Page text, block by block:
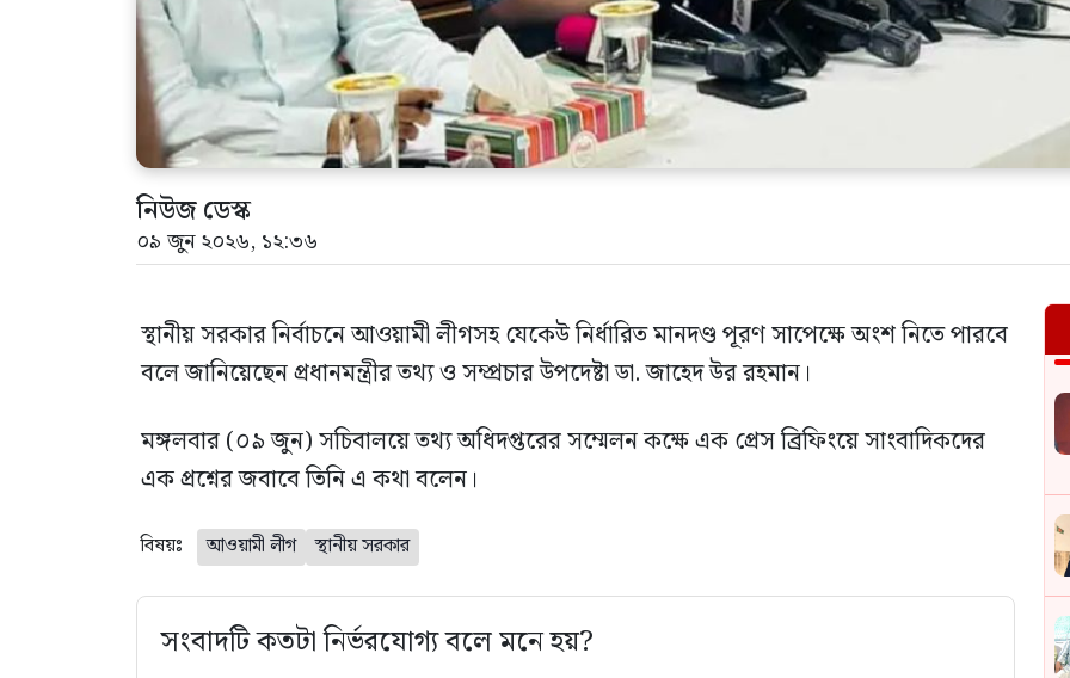
নিউজ ডেস্ক
০৯ জুন ২০২৬, ১২:৩৬
স্থানীয় সরকার নির্বাচনে আওয়ামী লীগসহ যেকেউ নির্ধারিত মানদণ্ড পূরণ সাপেক্ষে অংশ নিতে পারবে
বলে জানিয়েছেন প্রধানমন্ত্রীর তথ্য ও সম্প্রচার উপদেষ্টা ডা. জাহেদ উর রহমান।
মঙ্গলবার (০৯ জুন) সচিবালয়ে তথ্য অধিদপ্তরের সম্মেলন কক্ষে এক প্রেস ব্রিফিংয়ে সাংবাদিকদের
এক প্রশ্নের জবাবে তিনি এ কথা বলেন।
বিষয়ঃ আওয়ামী লীগ স্থানীয় সরকার
সংবাদটি কতটা নির্ভরযোগ্য বলে মনে হয়?